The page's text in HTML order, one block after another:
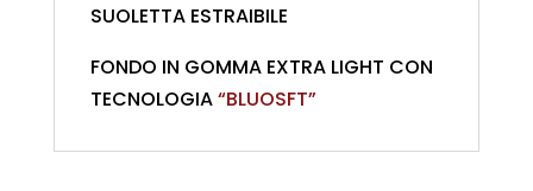
SUOLETTA ESTRAIBILE
FONDO IN GOMMA EXTRA LIGHT CON
TECNOLOGIA“BLUOSFT”